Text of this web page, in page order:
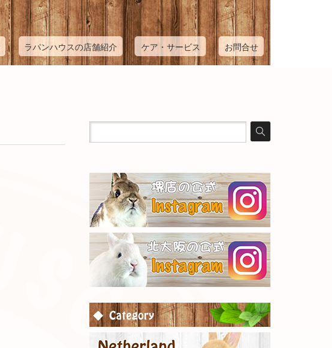
ラパンハウスの店舗紹介 ケア・サービス お問合せ